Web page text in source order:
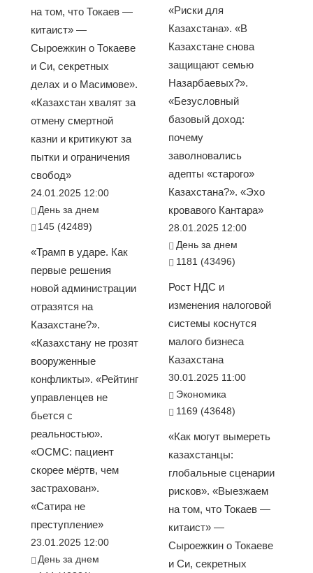
на том, что Токаев —
китаист» —
Сыроежкин о Токаеве
и Си, секретных
делах и о Масимове».
«Казахстан хвалят за
отмену смертной
казни и критикуют за
пытки и ограничения
свобод»
24.01.2025 12:00
День за днем
145 (42489)
«Трамп в ударе. Как
первые решения
новой администрации
отразятся на
Казахстане?».
«Казахстану не грозят
вооруженные
конфликты». «Рейтинг
управленцев не
бьется с
реальностью».
«ОСМС: пациент
скорее мёртв, чем
застрахован».
«Сатира не
преступление»
23.01.2025 12:00
День за днем
«Риски для
Казахстана». «В
Казахстане снова
защищают семью
Назарбаевых?».
«Безусловный
базовый доход:
почему
заволновались
адепты «старого»
Казахстана?». «Эхо
кровавого Кантара»
28.01.2025 12:00
День за днем
1181 (43496)
Рост НДС и
изменения налоговой
системы коснутся
малого бизнеса
Казахстана
30.01.2025 11:00
Экономика
1169 (43648)
«Как могут вымереть
казахстанцы:
глобальные сценарии
рисков». «Выезжаем
на том, что Токаев —
китаист» —
Сыроежкин о Токаеве
и Си, секретных